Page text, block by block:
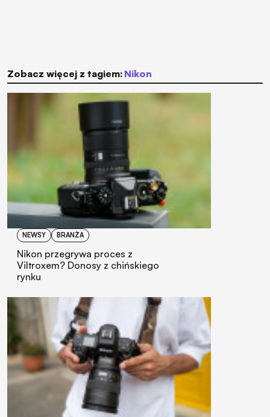
Zobacz więcej z tagiem: Nikon
NEWSY BRANŻA
Nikon przegrywa proces z
Viltroxem? Donosy z chińskiego
rynku